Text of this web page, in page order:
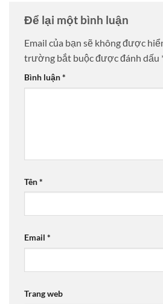
Để lại một bình luận
Email của bạn sẽ không được
trường bắt buộc được đánh dấu
Bình luận*
Tên*
Email *
Trang web